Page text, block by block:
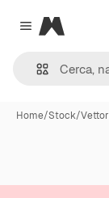
Close menu
Magnific
Home/Stock/